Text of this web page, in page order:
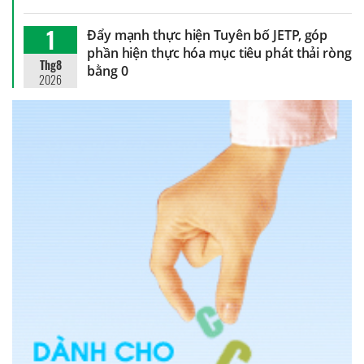
1
Thg8
2026
Đẩy mạnh thực hiện Tuyên bố JETP, góp
phần hiện thực hóa mục tiêu phát thải ròng
bằng 0